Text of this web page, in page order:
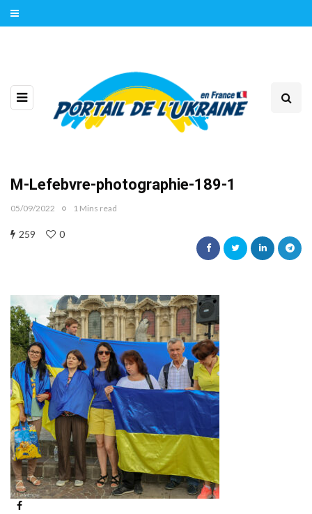
M-Lefebvre-photographie-189-1
05/09/2022 1 Mins read
259 0